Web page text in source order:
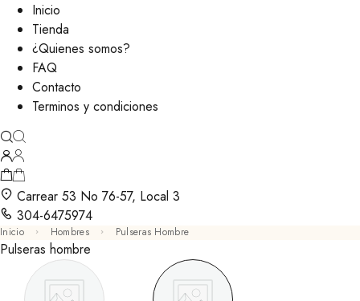
Inicio
Tienda
¿Quienes somos?
FAQ
Contacto
Terminos y condiciones
Carrear 53 No 76-57, Local 3
304-6475974
Inicio Hombres Pulseras Hombre
Pulseras hombre